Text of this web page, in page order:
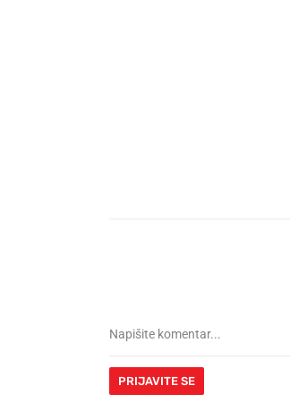
PRIJAVITE SE